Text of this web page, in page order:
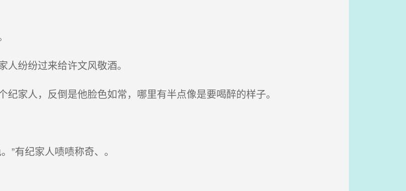
纷纷过来给许文风敬酒。
家人，反倒是他脸色如常，哪里有半点像是要喝醉的样子。
有纪家人啧啧称奇、。